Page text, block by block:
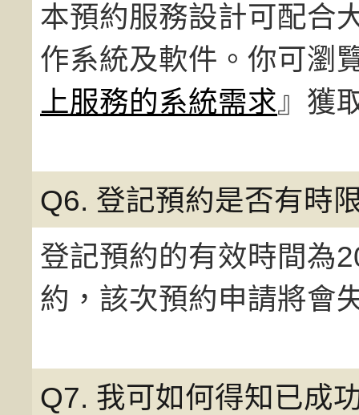
本預約服務設計可配合
作系統及軟件。你可瀏
上服務的系統需求』獲
Q6. 登記預約是否有時
登記預約的有效時間為
約，該次預約申請將會
Q7. 我可如何得知已成